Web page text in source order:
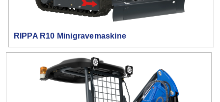
RIPPA R10 Minigravemaskine